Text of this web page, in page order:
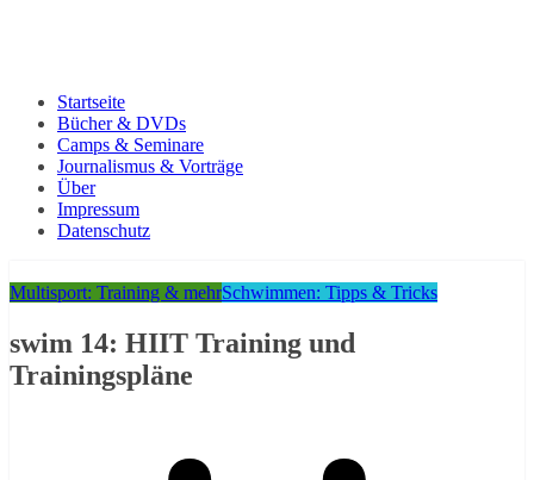
Startseite
Bücher & DVDs
Camps & Seminare
Journalismus & Vorträge
Über
Impressum
Datenschutz
Multisport: Training & mehrSchwimmen: Tipps & Tricks
swim 14: HIIT Training und
Trainingspläne